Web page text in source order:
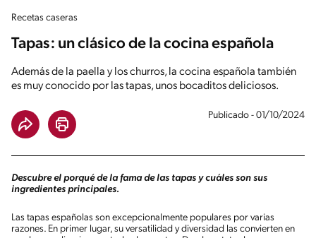
Recetas caseras
Tapas: un clásico de la cocina española
Además de la paella y los churros, la cocina española también
es muy conocido por las tapas, unos bocaditos deliciosos.
Publicado - 01/10/2024
Descubre el porqué de la fama de las tapas y cuáles son sus
ingredientes principales.
Las tapas españolas son excepcionalmente populares por varias
razones. En primer lugar, su versatilidad y diversidad las convierten en